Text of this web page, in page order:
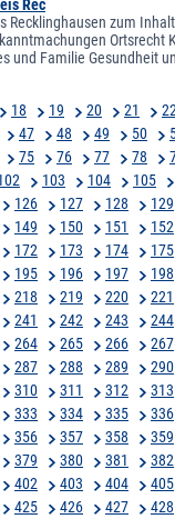
Rec
zum
Ortsrecht
und Familie Gesundheit
18 19 20 21 22
47 48 49 50
75 76 77 78
103 104 105
126 127 128 129
149 150 151 152
172 173 174 175
195 196 197 198
218 219 220 221
241 242 243 244
264 265 266 267
287 288 289 290
310 311 312 313
333 334 335 336
356 357 358 359
379 380 381 382
402 403 404 405
425 426 427 428